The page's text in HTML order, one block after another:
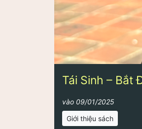
Tái Sinh – Bắt
vào 09/01/2025
Giới thiệu sách